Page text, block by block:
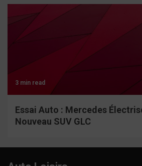
3 min read
Essai Auto : Mercedes
Nouveau SUV GLC